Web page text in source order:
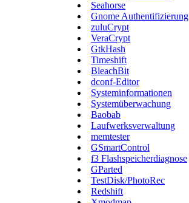
Seahorse
Gnome Authentifizierung
zuluCrypt
VeraCrypt
GtkHash
Timeshift
BleachBit
dconf-Editor
Systeminformationen
Systemüberwachung
Baobab
Laufwerksverwaltung
memtester
GSmartControl
f3 Flashspeicherdiagnose
GParted
TestDisk/PhotoRec
Redshift